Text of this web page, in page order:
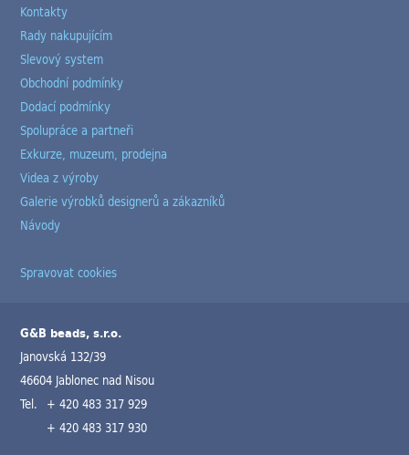
Kontakty
Rady nakupujícím
Slevový system
Obchodní podmínky
Dodací podmínky
Spolupráce a partneři
Exkurze, muzeum, prodejna
Videa z výroby
Galerie výrobků designerů a zákazníků
Návody
Spravovat cookies
G&B beads, s.r.o.
Janovská 132/39
46604 Jablonec nad Nisou
Tel. + 420 483 317 929
+ 420 483 317 930